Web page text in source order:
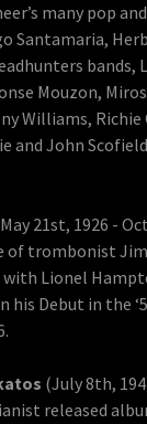
many pop
Santamaria,
bands,
Mouzon,
Williams, Richie
and John
21st, 1926 -
of trombonist
Lionel
his Debut in the
(July 8th,
released